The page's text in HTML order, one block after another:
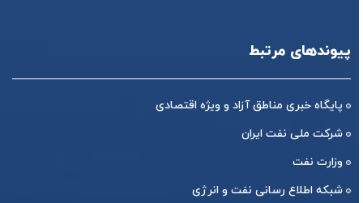
پیوندهای مرتبط
پایگاه خبری مناطق آزاد و ویژه اقتصادی
شرکت ملی نفت ایران
وزارت نفت
شبکه اطلاع رسانی نفت و انرژی